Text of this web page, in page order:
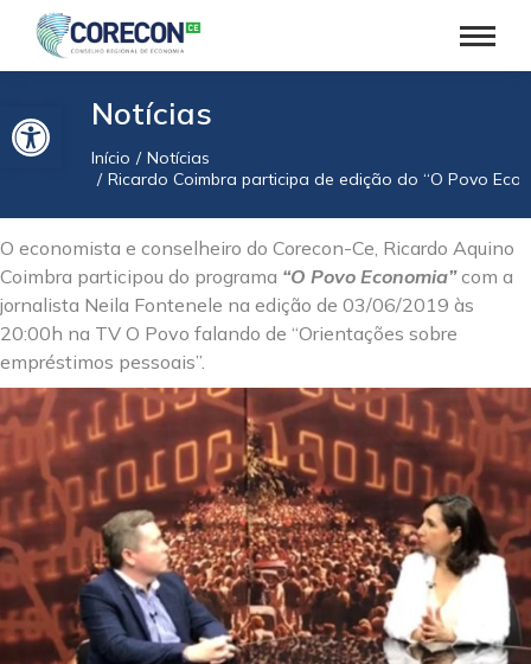
Barra de Ferramentas AbertaNotícias
Você está aqui:
Início
Notícias
Ricardo Coimbra participa de edição do “O Povo
O economista e conselheiro do Corecon-Ce, Ricardo Aquino
Coimbra participou do programa “O Povo Economia”com a
jornalista Neila Fontenele na edição de 03/06/2019 às
20:00h na TV O Povo falando de “Orientações sobre
empréstimos pessoais”.